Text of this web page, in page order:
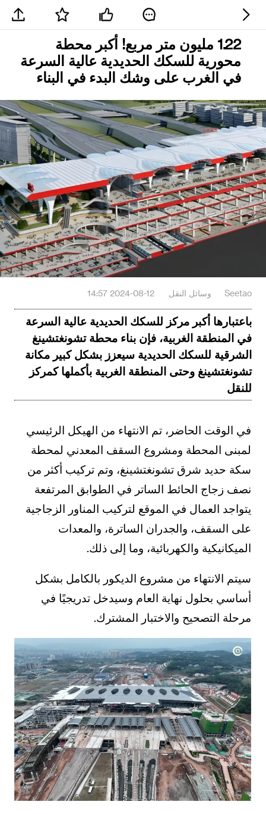
1.22 مليون متر مربع! أكبر محطة
محورية للسكك الحديدية عالية السرعة
في الغرب على وشك البدء في البناء
Seetao وسائل النقل 2024-08-12 14:57
باعتبارها أكبر مركز للسكك الحديدية عالية السرعة
في المنطقة الغربية، فإن بناء محطة تشونغتشينغ
الشرقية للسكك الحديدية سيعزز بشكل كبير مكانة
تشونغتشينغ وحتى المنطقة الغربية بأكملها كمركز
للنقل
في الوقت الحاضر، تم الانتهاء من الهيكل الرئيسي
لمبنى المحطة ومشروع السقف المعدني لمحطة
سكة حديد شرق تشونغتشينغ، وتم تركيب أكثر من
نصف زجاج الحائط الساتر في الطوابق المرتفعة
يتواجد العمال في الموقع لتركيب المناور الزجاجية
على السقف، والجدران الساترة، والمعدات
الميكانيكية والكهربائية، وما إلى ذلك.
سيتم الانتهاء من مشروع الديكور بالكامل بشكل
أساسي بحلول نهاية العام وسيدخل تدريجيًا في
مرحلة التصحيح والاختبار المشترك.